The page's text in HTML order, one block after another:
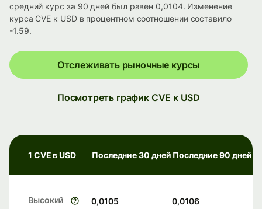
средний курс за 90 дней был равен 0,0104. Изменение
курса CVE к USD в процентном соотношении составило
-1.59.
Отслеживать рыночные курсы
Посмотреть график CVE к USD
1 CVE в USD Последние 30 дней Последние 90 дней
Высокий 0,0105 0,0106